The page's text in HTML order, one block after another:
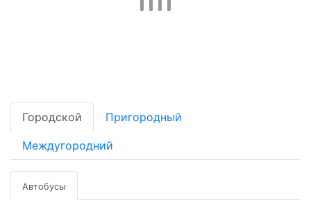
Городской Пригородный
Междугородний
Автобусы